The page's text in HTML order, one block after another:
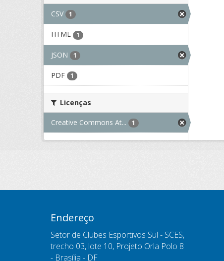
CSV 1
HTML 1
JSON 1
PDF 1
Licenças
Creative Commons At... 1
Endereço
Setor de Clubes Esportivos Sul - SCES,
trecho 03, lote 10, Projeto Orla Polo 8
- Brasília - DF